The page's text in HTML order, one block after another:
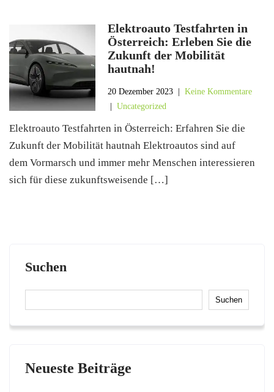
Elektroauto Testfahrten in
Österreich: Erleben Sie die
Zukunft der Mobilität
hautnah!
20 Dezember 2023 |Keine Kommentare
|Uncategorized
Elektroauto Testfahrten in Österreich: Erfahren Sie die
Zukunft der Mobilität hautnah Elektroautos sind auf
dem Vormarsch und immer mehr Menschen interessieren
sich für diese zukunftsweisende […]
Suchen
Suchen
Neueste Beiträge